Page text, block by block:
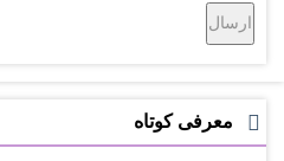
معرفی کوتاه